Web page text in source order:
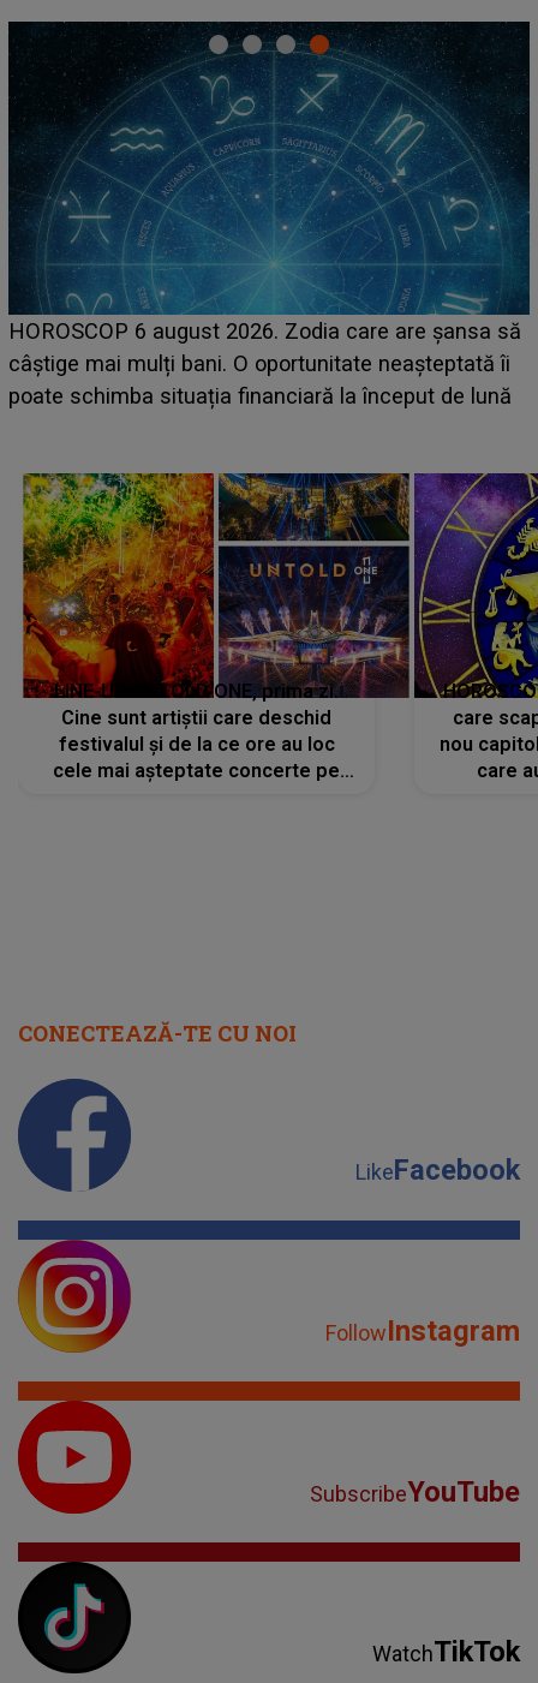
LINE-UP UNTOLD ONE, ziua 2. La ce oră urcă pe
scena principală a festivalului Zara Larsson? Artista
suedeză a ajuns deja în România și s-a filmat din
LINE-UP UNTOLD ONE, prima zi.
Cine sunt artiștii care deschid
festivalul și de la ce ore au loc
cele mai așteptate concerte pe
care
nou
care
CONECTEAZĂ-TE CU NOI
LikeFacebook
FollowInstagram
SubscribeYouTube
WatchTikTok